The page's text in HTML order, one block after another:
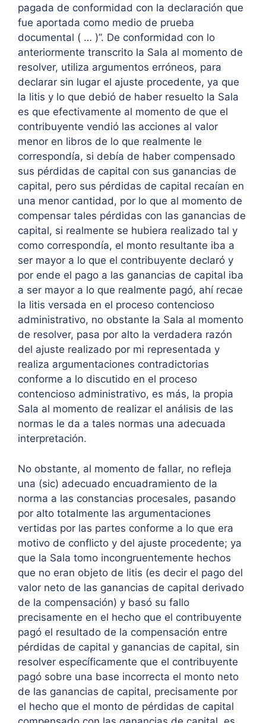
pagada de conformidad con la declaración que
fue aportada como medio de prueba
documental ( … )”. De conformidad con lo
anteriormente transcrito la Sala al momento de
resolver, utiliza argumentos erróneos, para
declarar sin lugar el ajuste procedente, ya que
la litis y lo que debió de haber resuelto la Sala
es que efectivamente al momento de que el
contribuyente vendió las acciones al valor
menor en libros de lo que realmente le
correspondía, si debía de haber compensado
sus pérdidas de capital con sus ganancias de
capital, pero sus pérdidas de capital recaían en
una menor cantidad, por lo que al momento de
compensar tales pérdidas con las ganancias de
capital, si realmente se hubiera realizado tal y
como correspondía, el monto resultante iba a
ser mayor a lo que el contribuyente declaró y
por ende el pago a las ganancias de capital iba
a ser mayor a lo que realmente pagó, ahí recae
la litis versada en el proceso contencioso
administrativo, no obstante la Sala al momento
de resolver, pasa por alto la verdadera razón
del ajuste realizado por mi representada y
realiza argumentaciones contradictorias
conforme a lo discutido en el proceso
contencioso administrativo, es más, la propia
Sala al momento de realizar el análisis de las
normas le da a tales normas una adecuada
interpretación.
No obstante, al momento de fallar, no refleja
una (sic) adecuado encuadramiento de la
norma a las constancias procesales, pasando
por alto totalmente las argumentaciones
vertidas por las partes conforme a lo que era
motivo de conflicto y del ajuste procedente; ya
que la Sala tomo incongruentemente hechos
que no eran objeto de litis (es decir el pago del
valor neto de las ganancias de capital derivado
de la compensación) y basó su fallo
precisamente en el hecho que el contribuyente
pagó el resultado de la compensación entre
pérdidas de capital y ganancias de capital, sin
resolver específicamente que el contribuyente
pagó sobre una base incorrecta el monto neto
de las ganancias de capital, precisamente por
el hecho que el monto de pérdidas de capital